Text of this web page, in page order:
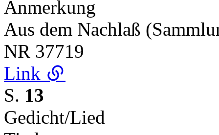
Anmerkung
Aus dem Nachlaß
NR 37719
Link
S. 13
Gedicht/Lied